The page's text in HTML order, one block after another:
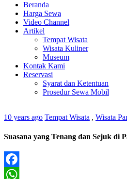
Beranda
Harga Sewa
Video Channel
Artikel
Tempat Wisata
Wisata Kuliner
Museum
Kontak Kami
Reservasi
Syarat dan Ketentuan
Prosedur Sewa Mobil
10 years ago Tempat Wisata , Wisata
Suasana yang Tenang dan Sejuk di
Facebook